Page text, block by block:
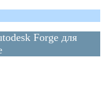
Forge для